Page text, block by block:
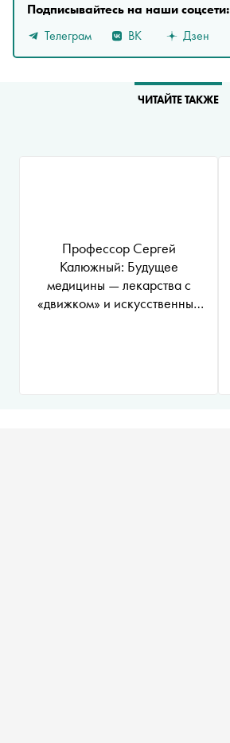
Подписывайтесь на наши соцсети:
Телеграм
ВК Дзен
ЧИТАЙТЕ ТАКЖЕ
Профессор Сергей
Калюжный: Будущее
медицины — лекарства с
«движком» и искусственный